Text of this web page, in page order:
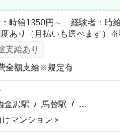
：時給1350円～ 経験者：
あり（月払いも選べます）※
払いとなります。
支給あり
全額支給※規定有
金沢駅 / 馬替駅 / …
けマンション＞